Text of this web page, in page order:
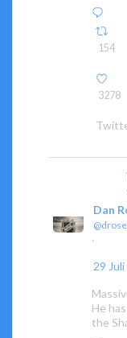
154
3278
Dan
·
29 Juli
He
the